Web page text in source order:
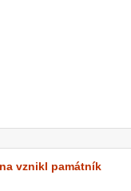
vznikl památník